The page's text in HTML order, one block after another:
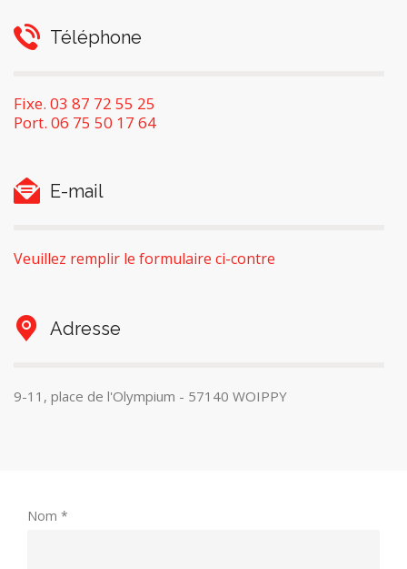
Téléphone
Fixe. 03 87 72 55 25
Port. 06 75 50 17 64
E-mail
Veuillez remplir le formulaire ci-contre
Adresse
9-11, place de l'Olympium - 57140 WOIPPY
Nom *